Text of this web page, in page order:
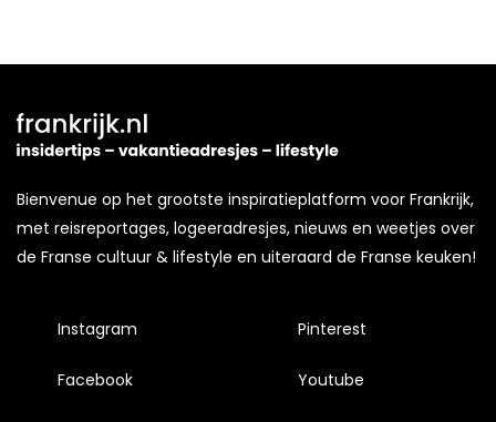
Bienvenue op het grootste inspiratieplatform voor Frankrijk,
met reisreportages, logeeradresjes, nieuws en weetjes over
de Franse cultuur & lifestyle en uiteraard de Franse keuken!
Instagram
Facebook
Pinterest
Youtube